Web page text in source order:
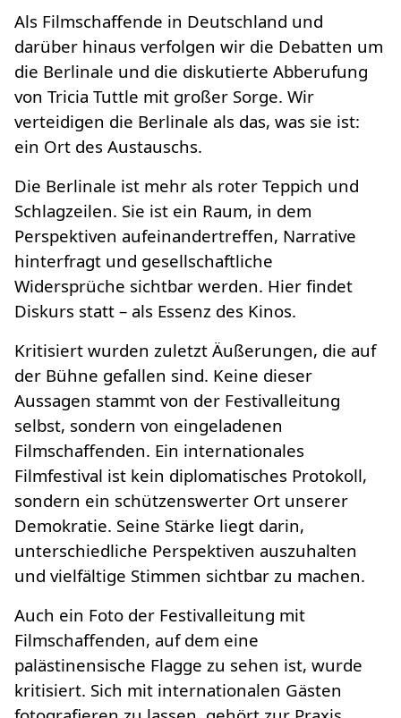
Als Filmschaffende in Deutschland und
darüber hinaus verfolgen wir die Debatten um
die Berlinale und die diskutierte Abberufung
von Tricia Tuttle mit großer Sorge. Wir
verteidigen die Berlinale als das, was sie ist:
ein Ort des Austauschs.
Die Berlinale ist mehr als roter Teppich und
Schlagzeilen. Sie ist ein Raum, in dem
Perspektiven aufeinandertreffen, Narrative
hinterfragt und gesellschaftliche
Widersprüche sichtbar werden. Hier findet
Diskurs statt – als Essenz des Kinos.
Kritisiert wurden zuletzt Äußerungen, die auf
der Bühne gefallen sind. Keine dieser
Aussagen stammt von der Festivalleitung
selbst, sondern von eingeladenen
Filmschaffenden. Ein internationales
Filmfestival ist kein diplomatisches Protokoll,
sondern ein schützenswerter Ort unserer
Demokratie. Seine Stärke liegt darin,
unterschiedliche Perspektiven auszuhalten
und vielfältige Stimmen sichtbar zu machen.
Auch ein Foto der Festivalleitung mit
Filmschaffenden, auf dem eine
palästinensische Flagge zu sehen ist, wurde
kritisiert. Sich mit internationalen Gästen